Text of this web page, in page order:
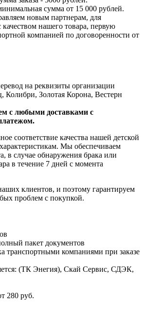
сумма от 15 000 рублей.
новым партнерам, для
качеством нашего товара, первую
компанией по договоренности от
на реквизиты организации
Колибри, Золотая Корона, Вестерн
с любыми доставками с
соответствие качества нашей детской
Мы обеспечиваем
в случае обнаружения брака или
в течение 7 дней с момента
клиентов, и поэтому гарантируем
проблем с покупкой.
пакет документов
транспортными компаниями при заказе
(ТК Энегия), Скай Сервис, СДЭК,
280 руб.